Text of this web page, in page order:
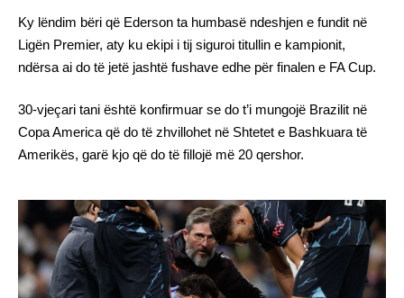
Ky lëndim bëri që Ederson ta humbasë ndeshjen e fundit në
Ligën Premier, aty ku ekipi i tij siguroi titullin e kampionit,
ndërsa ai do të jetë jashtë fushave edhe për finalen e FA Cup.
30-vjeçari tani është konfirmuar se do t’i mungojë Brazilit në
Copa America që do të zhvillohet në Shtetet e Bashkuara të
Amerikës, garë kjo që do të fillojë më 20 qershor.